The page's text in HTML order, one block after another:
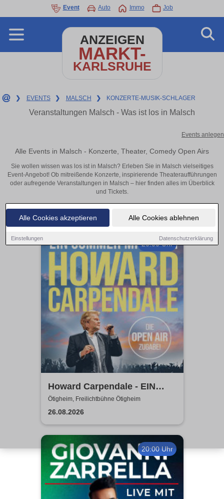
Alle Cookies akzeptieren Alle Cookies ablehnen
Einstellungen Datenschutzerklärung
Event Auto Immo Job
ANZEIGEN
MARKT-
KARLSRUHE
❯ EVENTS ❯ MALSCH ❯ KONZERTE-MUSIK-SCHLAGER
Veranstaltungen Malsch - Was ist los in Malsch
Events anlegen
Alle Events in Malsch - Konzerte, Theater, Comedy Open Airs
Sie wollen wissen was los ist in Malsch? Erleben Sie in Malsch vielseitiges
Event-Angebot! Ob mitreißende Konzerte, inspirierende Theateraufführungen
oder aufregende Veranstaltungen in Malsch – hier finden alles im Überblick
und Tickets.
20:00 Uhr
Howard Carpendale - EIN
SOMMER MIT EUCH – 2026
Ötigheim, Freilichtbühne Ötigheim
26.08.2026
20:00 Uhr